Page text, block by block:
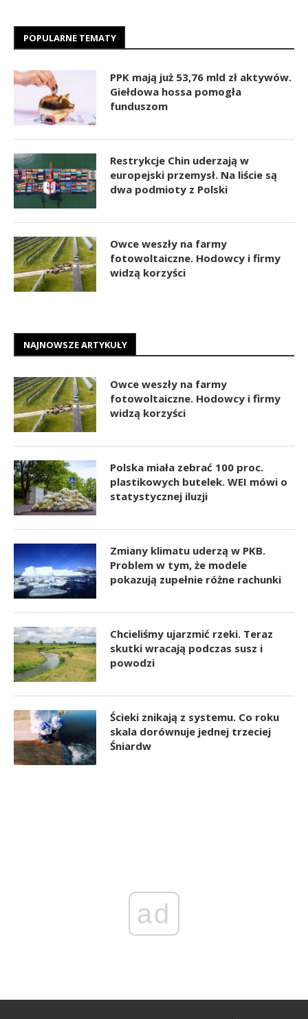
POPULARNE TEMATY
PPK mają już 53,76 mld zł aktywów.
Giełdowa hossa pomogła
funduszom
Restrykcje Chin uderzają w
europejski przemysł. Na liście są
dwa podmioty z Polski
Owce weszły na farmy
fotowoltaiczne. Hodowcy i firmy
widzą korzyści
NAJNOWSZE ARTYKUŁY
Owce weszły na farmy
fotowoltaiczne. Hodowcy i firmy
widzą korzyści
Polska miała zebrać 100 proc.
plastikowych butelek. WEI mówi o
statystycznej iluzji
Zmiany klimatu uderzą w PKB.
Problem w tym, że modele
pokazują zupełnie różne rachunki
Chcieliśmy ujarzmić rzeki. Teraz
skutki wracają podczas susz i
powodzi
Ścieki znikają z systemu. Co roku
skala dorównuje jednej trzeciej
Śniardw
ad